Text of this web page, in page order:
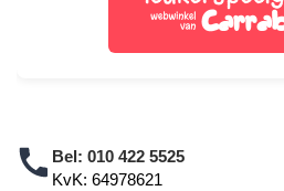
Bel: 010 422 5525
KvK: 64978621